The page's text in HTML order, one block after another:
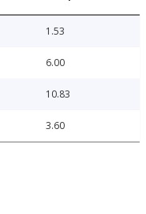
1.53
6.00
10.83
3.60